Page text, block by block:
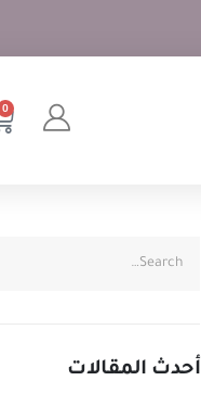
0
أحدث المقالات